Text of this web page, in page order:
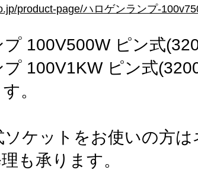
product-page/ハロゲンランプ-
100V500W ピン式
100V1KW ピン式
。
ソケットをお使いの方
も承ります。